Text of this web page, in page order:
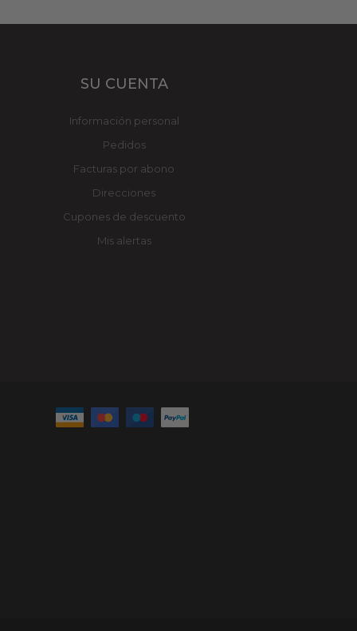
SU CUENTA
Información personal
Pedidos
Facturas por abono
Direcciones
Cupones de descuento
Mis alertas